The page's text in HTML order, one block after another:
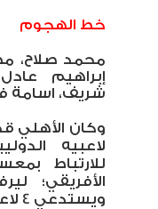
خط الهجوم
محمد صلاح،
إبراهيم
شريف، اسامة
وكان الأهلي
لاعبيه
للارتباط
الأفريقي؛
ويستدعي 4 لاعبين من الفريق.